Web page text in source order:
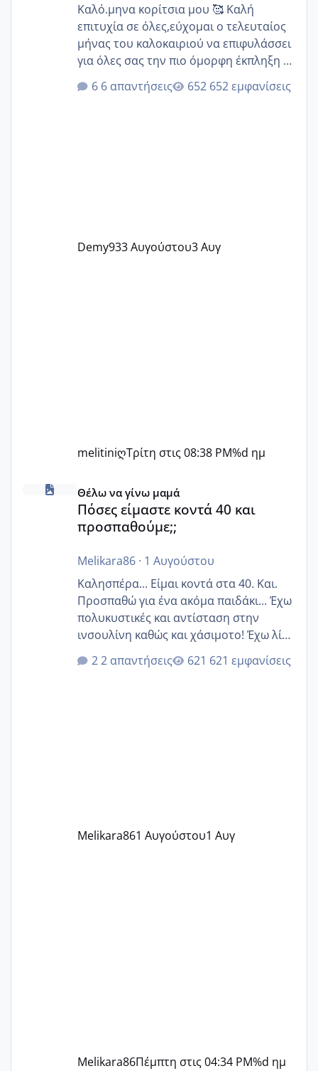
Καλό.μηνα κορίτσια μου 🥰 Καλή
επιτυχία σε όλες,εύχομαι ο τελευταίος
μήνας του καλοκαιριού να επιφυλάσσει
για όλες σας την πιο όμορφη έκπληξη 🧿
@Elk @Melikara86 @Παρασκευαιδου
@Zenia z @melitiniღ @Christi.D.
6 απαντήσεις 652 εμφανίσεις
Demy933 Αυγούστου3 Αυγ
melitiniღΤρίτη στις 08:38 PM%d ημ
Πόσες είμαστε κοντά 40 και προσπαθούμε;;
Θέλω να γίνω μαμά
Πόσες είμαστε κοντά 40 και
προσπαθούμε;;
Melikara86· 1 Αυγούστου
Καλησπέρα... Είμαι κοντά στα 40. Και.
Προσπαθώ για ένα ακόμα παιδάκι... Έχω
πολυκυστικές και αντίσταση στην
ινσουλίνη καθώς και χάσιμοτο! Έχω λίγα
κιλά παραπάνω και όσο κ αν προσπαθώ
δεν χάνω εύκολα! Προσπαθώ για ακόμη
2 απαντήσεις 621 εμφανίσεις
Melikara861 Αυγούστου1 Αυγ
Melikara86Πέμπτη στις 04:34 PM%d ημ